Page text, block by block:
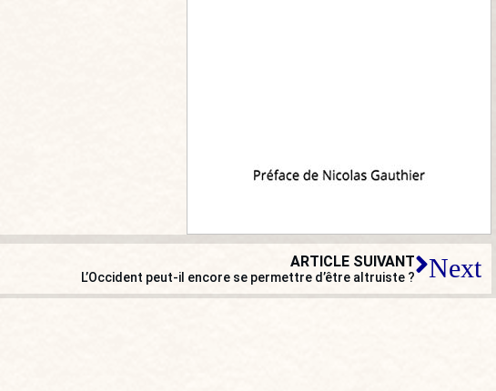
ARTICLE SUIVANT
L’Occident peut-il encore se permettre d’être altruiste ? Next